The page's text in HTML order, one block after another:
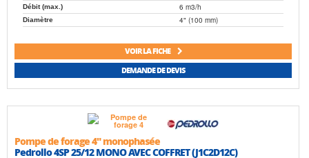
Débit (max.) 6 m3/h
Diamètre 4" (100 mm)
VOIR LA FICHE
DEMANDE DE DEVIS
Pompe de forage 4" monophasée
Pedrollo 4SP 25/12 MONO AVEC COFFRET (J1C2D12C)